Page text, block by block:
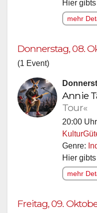
Hier
mehr
Donnerstag, 08.
(1 Event)
Annie
Tour«
20:00 Uhr
Genre:
Hier
mehr
Freitag, 09.